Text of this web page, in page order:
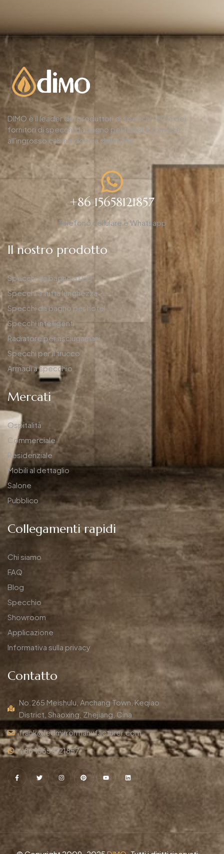
DIMO è il leader dei produttori di specchi LED e dei
fornitori di specchi da bagno per hotel e fornisce
all'ingrosso cabine doccia dalla Cina.
+86 15658121857
Telefono cellulare e Whatsapp
Il nostro prodotto
Specchi da bagno a LED
Specchi a tutta lunghezza
Specchi da bagno per hotel
Specchi intelligenti
Radiatore per asciugamani
Specchi per il trucco
Armadi a specchio
Mercati
Ospitalità
Commerciale
Residenziale
Mobili al dettaglio
Salone
Pubblico
Collegamenti rapidi
Chi siamo
FAQ
Blog
Specchio
Showroom
Applicazione
Informativa sulla privacy
Contatto
No.265 Meishulu, Anchang Town, Keqiao
District, Shaoxing, Zhejiang, Cina
frank@ledmirrormanufacturer.com
+86 15658121857